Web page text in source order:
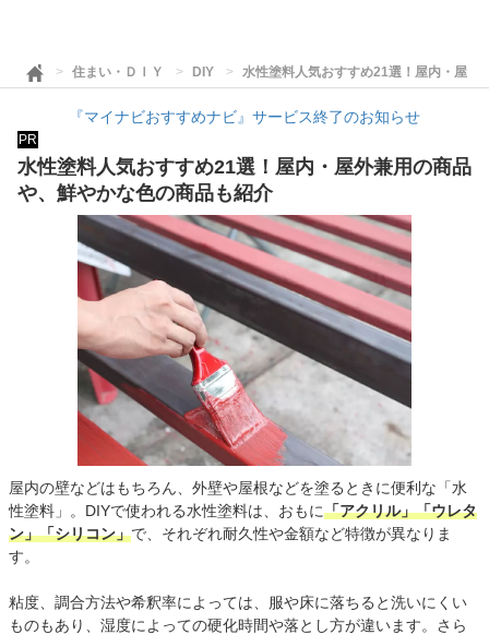
住まい・ＤＩＹ DIY 水性塗料人気おすすめ21選！屋内・屋外
『マイナビおすすめナビ』サービス終了のお知らせ
PR
水性塗料人気おすすめ21選！屋内・屋外兼用の商品
や、鮮やかな色の商品も紹介
屋内の壁などはもちろん、外壁や屋根などを塗るときに便利な「水
性塗料」。DIYで使われる水性塗料は、おもに「アクリル」「ウレタ
ン」「シリコン」で、それぞれ耐久性や金額など特徴が異なりま
す。
粘度、調合方法や希釈率によっては、服や床に落ちると洗いにくい
ものもあり、湿度によっての硬化時間や落とし方が違います。さら